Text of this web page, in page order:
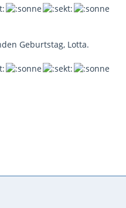
Geburtstag, Lotta.